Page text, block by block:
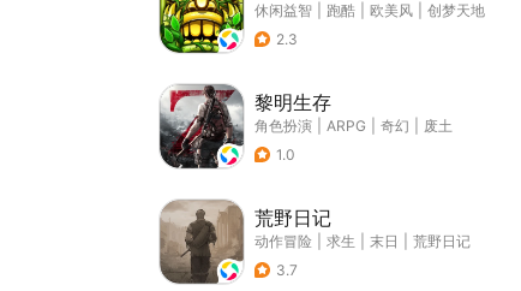
休闲益智 跑酷 欧美风
创梦天地
2.3
黎明生存
角色扮演 ARPG 奇幻
废土
1.0
荒野日记
动作冒险 求生 末日
荒野日记
3.7